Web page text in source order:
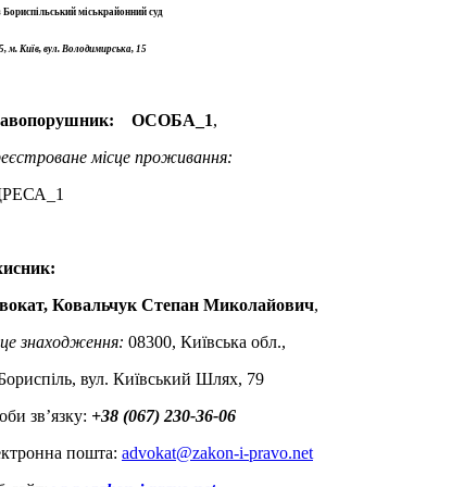
Бориспільський міськрайонний суд
м. Київ, вул. Володимирська, 15
ОСОБА_1,
місце проживання:
Ковальчук Степан Миколайович,
знаходження: 08300, Київська обл.,
вул. Київський Шлях, 79
зв’язку: +38 (067) 230-36-06
пошта: advokat@zakon-i-pravo.net